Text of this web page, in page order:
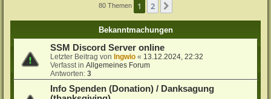
80 Themen 1 2
Bekanntmachungen
SSM Discord Server online
Letzter Beitrag von Ingwio « 13.12.2024, 22:32
Verfasst inAllgemeines Forum
Antworten:3
Info Spenden (Donation) / Danksagung